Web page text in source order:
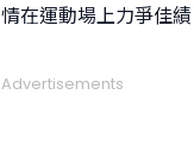
情在運動場上力爭佳績
Advertisements